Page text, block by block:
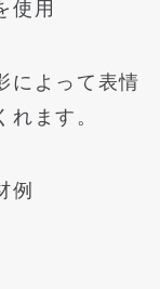
使用
によって表情
ます。
例